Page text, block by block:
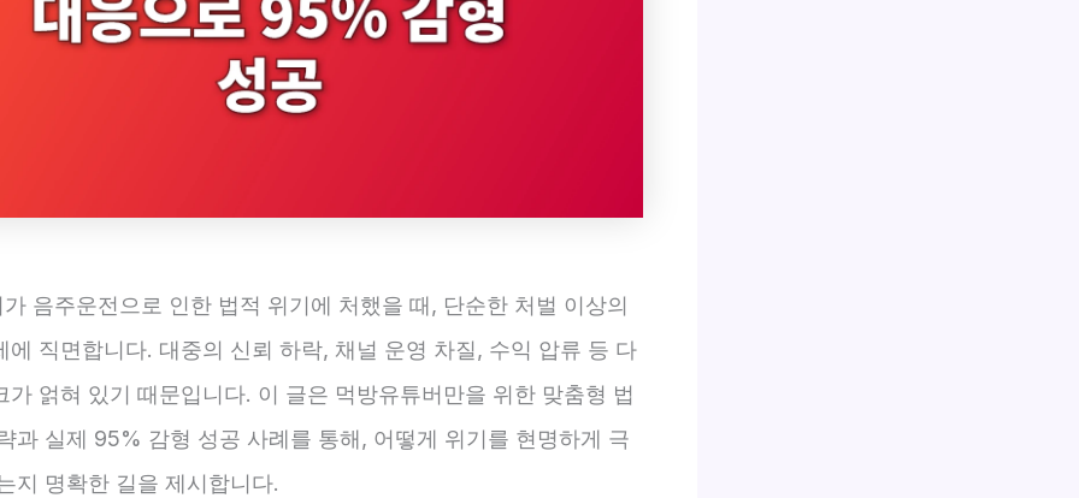
음주운전으로 인한 법적 위기에 처했을 때, 단순한 처벌 이상의
에 직면합니다. 대중의 신뢰 하락, 채널 운영 차질, 수익 압류 등 다
가 얽혀 있기 때문입니다. 이 글은 먹방유튜버만을 위한 맞춤형 법
과 실제 95% 감형 성공 사례를 통해, 어떻게 위기를 현명하게 극
지 명확한 길을 제시합니다.